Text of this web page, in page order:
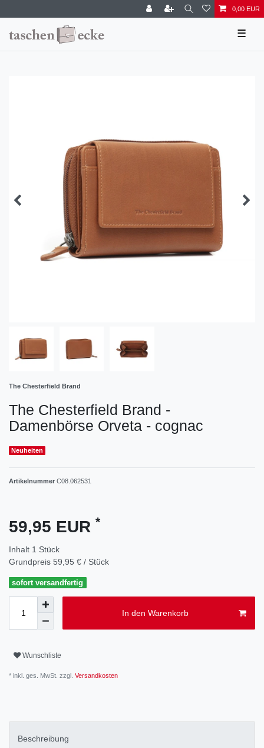
0,00 EUR
☰
The Chesterfield Brand
The Chesterfield Brand -
Damenbörse Orveta - cognac
Neuheiten
Artikelnummer C08.062531
59,95 EUR *
Inhalt 1 Stück
Grundpreis 59,95 € / Stück
sofort versandfertig
In den Warenkorb
Wunschliste
* inkl. ges. MwSt. zzgl. Versandkosten
Beschreibung